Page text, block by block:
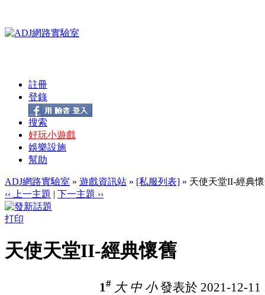
註冊
登錄
搜索
好玩小遊戲
娛樂設施
幫助
ADJ網路實驗室 » 遊戲資訊站 » [私服列表] » 天使天堂II-經典
‹‹ 上一主題 | 下一主題 ››
打印
天使天堂II-經典懷舊
1# 大 中 小發表於 2021-12-